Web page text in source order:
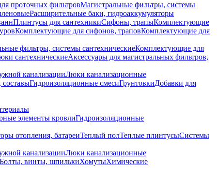
проточных фильтровМагистральные фильтры, системы
Расширительные баки, гидроаккумуляторы
Плинтусы для сантехникиСифоны, трапыКомплектующие
Комплектующие для сифонов, траповКомплектующие для
фильтры, системы сантехническиеКомплектующие для
сантехническиеАксессуары для магистральных фильтров,
канализацииЛюки канализационные
составыГидроизоляционные смесиГрунтовкиДобавки для
элементы кровлиГидроизоляционные
отопления, батареиТеплый полТеплые плинтусыСистемы
канализацииЛюки канализационные
Болты, винты, шпилькиХомутыХимические